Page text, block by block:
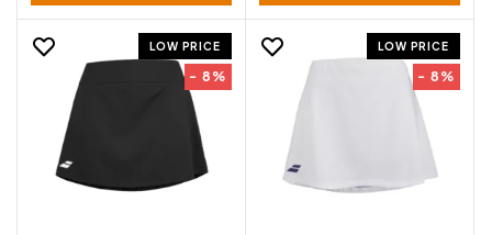
LOW PRICE
- 8%
LOW PRICE
- 8%